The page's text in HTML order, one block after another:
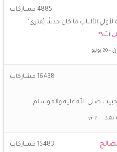
💞
كم اشتقت للمنتدى وللاخوات
من ذكريات
من الأخوات .. تعلمنا بأنّ الحبَّ وصلٌ..
الألباب ما كان حديثًا يُفترى"
الله**
4885 مشاركات
صلى الله عليه وآله وسلم
16438 مشاركات
تعد…
15483 مشاركات